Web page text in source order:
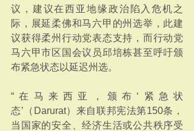
议，建议在西亚地缘政治陷入危机之
际，展延柔佛和马六甲的州选举，此建
议获得柔州行动党表态支持，而行动党
马六甲市区国会议员邱培栋甚至呼吁颁
布紧急状态以延迟州选。
“在马来西亚，颁布‘紧急状
态’（Darurat）来自联邦宪法第150条，
当国家的安全、经济生活或公共秩序受